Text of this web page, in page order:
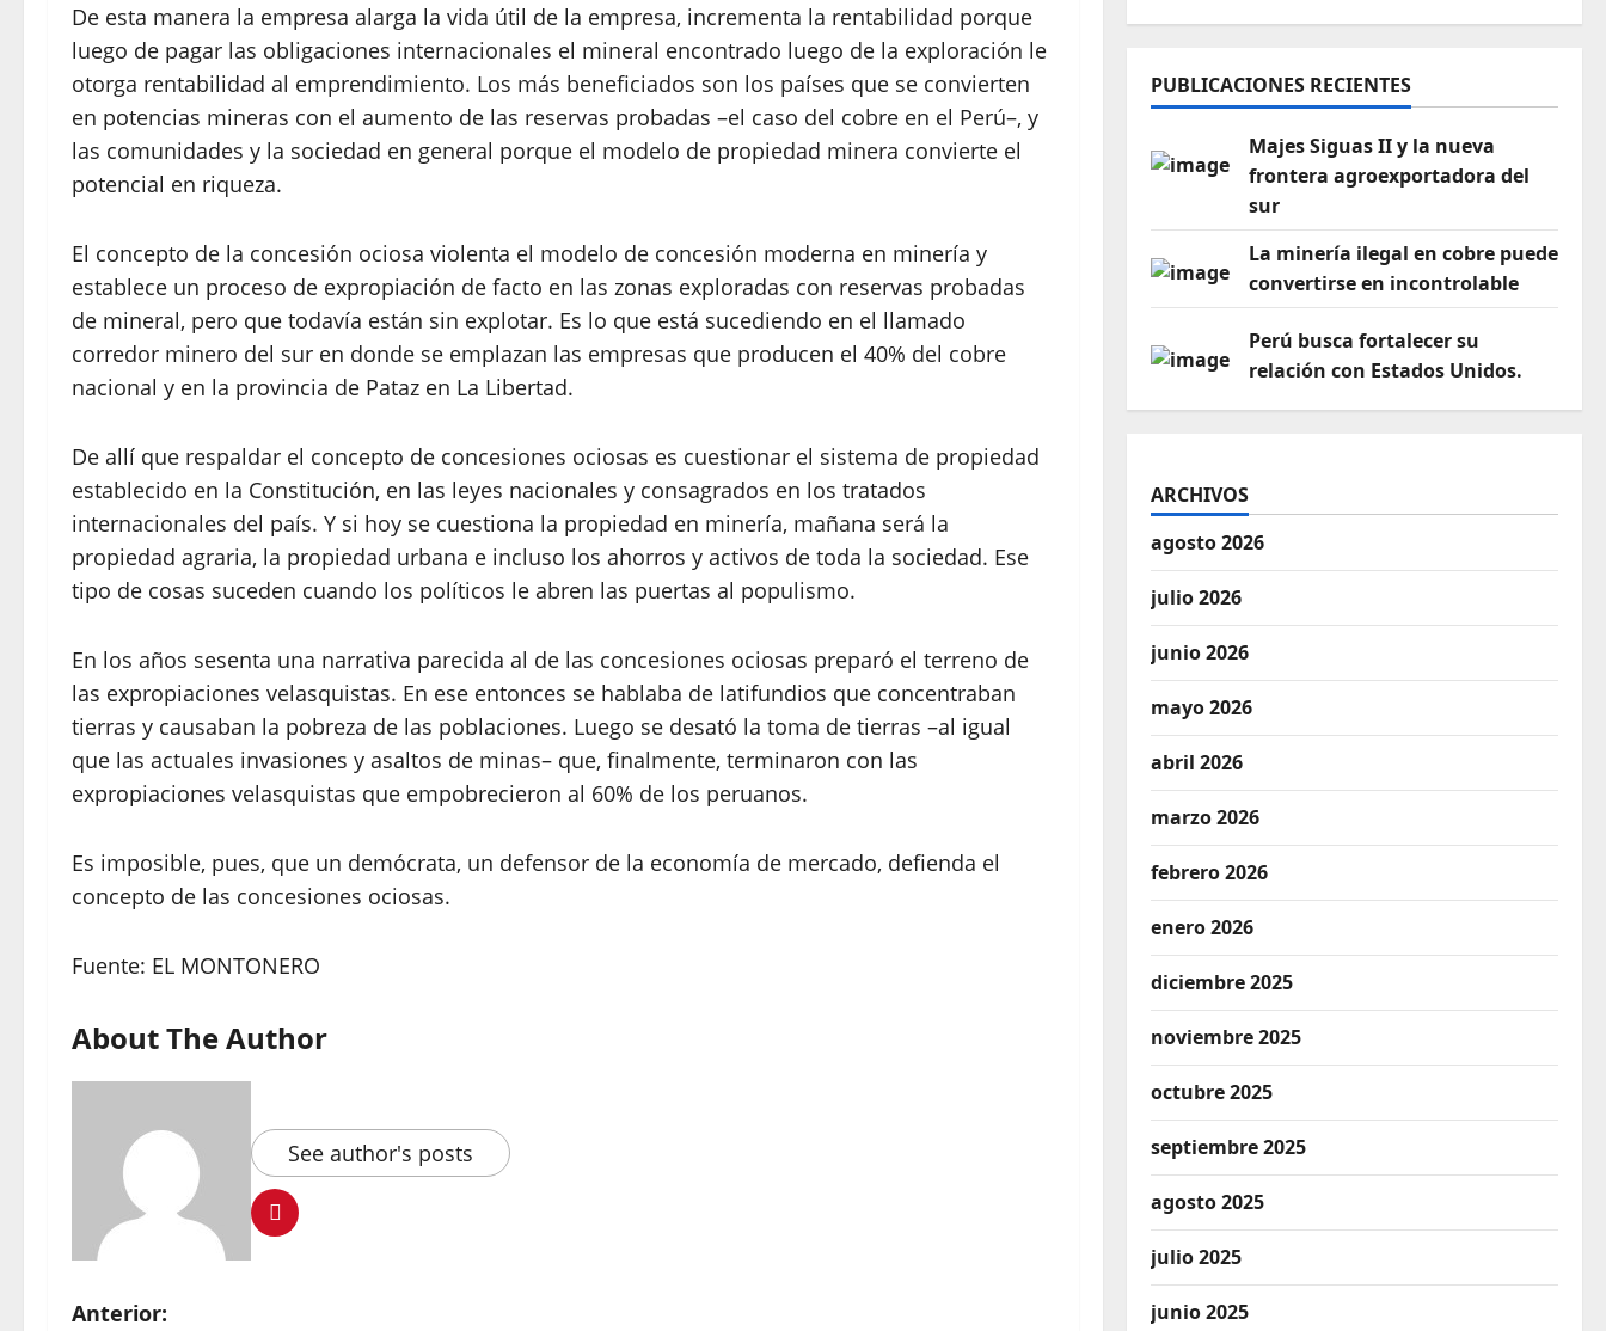
De esta manera la empresa alarga la vida útil de la empresa, incrementa la rentabilidad porque
luego de pagar las obligaciones internacionales el mineral encontrado luego de la exploración le
otorga rentabilidad al emprendimiento. Los más beneficiados son los países que se convierten
en potencias mineras con el aumento de las reservas probadas –el caso del cobre en el Perú–, y
las comunidades y la sociedad en general porque el modelo de propiedad minera convierte el
potencial en riqueza.
El concepto de la concesión ociosa violenta el modelo de concesión moderna en minería y
establece un proceso de expropiación de facto en las zonas exploradas con reservas probadas
de mineral, pero que todavía están sin explotar. Es lo que está sucediendo en el llamado
corredor minero del sur en donde se emplazan las empresas que producen el 40% del cobre
nacional y en la provincia de Pataz en La Libertad.
De allí que respaldar el concepto de concesiones ociosas es cuestionar el sistema de propiedad
establecido en la Constitución, en las leyes nacionales y consagrados en los tratados
internacionales del país. Y si hoy se cuestiona la propiedad en minería, mañana será la
propiedad agraria, la propiedad urbana e incluso los ahorros y activos de toda la sociedad. Ese
tipo de cosas suceden cuando los políticos le abren las puertas al populismo.
En los años sesenta una narrativa parecida al de las concesiones ociosas preparó el terreno de
las expropiaciones velasquistas. En ese entonces se hablaba de latifundios que concentraban
tierras y causaban la pobreza de las poblaciones. Luego se desató la toma de tierras –al igual
que las actuales invasiones y asaltos de minas– que, finalmente, terminaron con las
expropiaciones velasquistas que empobrecieron al 60% de los peruanos.
Es imposible, pues, que un demócrata, un defensor de la economía de mercado, defienda el
concepto de las concesiones ociosas.
Fuente: EL MONTONERO
About The Author
See author's posts
Anterior:
PUBLICACIONES RECIENTES
Majes Siguas II y la nueva
frontera agroexportadora del
sur
La minería ilegal en cobre puede
convertirse en incontrolable
Perú busca fortalecer su
relación con Estados Unidos.
ARCHIVOS
agosto 2026
julio 2026
junio 2026
mayo 2026
abril 2026
marzo 2026
febrero 2026
enero 2026
diciembre 2025
noviembre 2025
octubre 2025
septiembre 2025
agosto 2025
julio 2025
junio 2025